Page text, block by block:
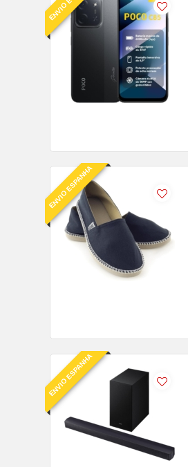
ENVIO ESPANHA
ENVIO ESPANHA